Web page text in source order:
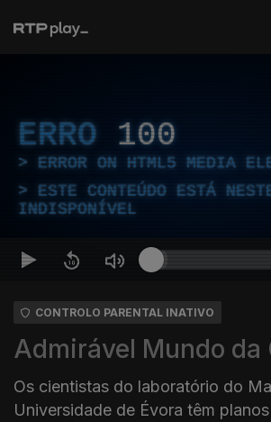
ERRO 100
ERROR ON HTML5 MEDIA
ESTE CONTEÚDO ESTÁ
INDISPONÍVEL
CONTROLO PARENTAL INATIVO
Admirável Mundo da
Os cientistas do laboratório do
Universidade de Évora têm